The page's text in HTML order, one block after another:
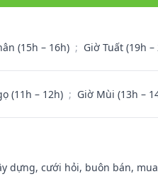
(15h – 16h) ; Giờ Tuất (19h –
(11h – 12h) ; Giờ Mùi (13h –
dựng, cưới hỏi, buôn bán,